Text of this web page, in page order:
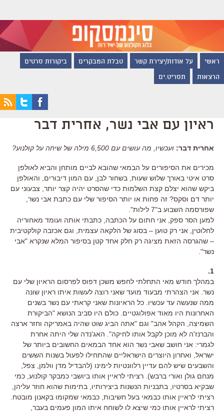
ראשי על אודות/יצירת קשר טבלת המבקרים ביקורות סרטים
הרצאות תסריט.ים
ראיון עם אבי נשר, אחרית דבר
אחרית דבר: ועכשיו, מה עושים עם 6,500 מילה של שיחה על קולנוע?
מכירים את הסיפורים על הבמאי שהובא לביים מותחן והביא לאולפן
סרט איטי באורך שלוש שעות, בשחור לבן, עם המון דיבורים, והאולפן
ביקש שהוא יצלם קצת השלמות כדי שהסרט יהיה קצר יותר, צבעוני עם
יותר דם וסקס? זה פחות או יותר הסיפור שלי עם כתבת אבי נשר,
שפורסמה השבוע ב"7 לילות".
למען הסר ספק, אני חתום על הכתבה, כתבתי אותה ועומד מאחוריה
לחלוטין, אני רק טוען – בסוג של הלקאה עצמית, וגם אכזבה קולקטיבית
– שהגרסה הזאת מציגה רק חלק אחד קטן בסיפור המלא שנקרא "אבי
נשר".
1.
במהלך חודש מאי התחלתי לחפש משכן דפוס לפרסום הראיון שלי עם
נשר. אני הצהרתי מבעוד מועד שאני רוצה לעשות איתו ראיון שונה
ממה שנעשה עד עכשיו. כל הראיונות שאני קראתי עם נשר בשנים
האחרונות היו מאוד אפולוגטיים. כולם היו סביב הנושא "הביקורת
השמיצה, הקהל אהב" וגם "אתה הביג שוט שהיה באמריקה וחזר ארצה
והברנז'ה לא מוכן לקבל אותו לחיקה". האג'נדה שלי היתה אחרת
לגמרי: אני חושב שאבי נשר הוא אחד הבמאים החשובים ביותר של
ישראל, ואחרון היוצרים הישראליים שהתחילו לפעול בשנות הששים
והשבעים שיש להם עדיין רלוונטיות לימינו (להבדיל מדן וולמן, צפל,
מנחם גולן ואורי ברבש). רציתי לראיין אותו ביושבי כמבקר קולנוע, כמי
שבקיא בסרטיו, בתבניות הנשנות ביצירותיו, בתימות שהוא חוזר עליהן,
רציתי לראיין אותו כבמאי בעל חשיבות, כבמאי שמקומו בקאנון מובטח.
רציתי לראיין אותו כמי שיצא לו לשוחח איתו המון פעמים בעבר,